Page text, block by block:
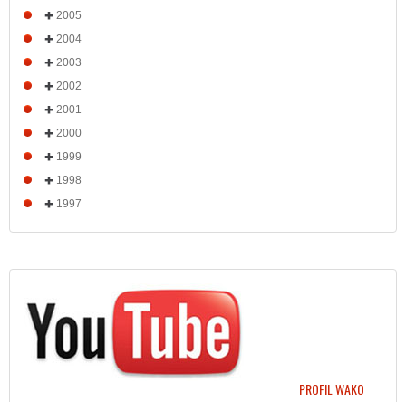
2005
2004
2003
2002
2001
2000
1999
1998
1997
PROFIL WAKO